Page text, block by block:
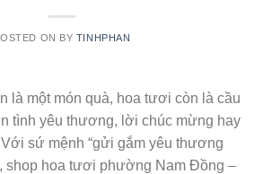
ON BY TINHPHAN
là một món quà, hoa tươi còn là cầu
tình yêu thương, lời chúc mừng hay
sứ mệnh “gửi gắm yêu thương
shop hoa tươi phường Nam Đồng –